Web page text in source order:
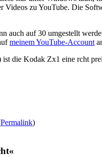
zu YouTube. Die
auf 30 umgestellt
meinem YouTube-Account
ist die Kodak Zx1 eine rcht
Permalink)